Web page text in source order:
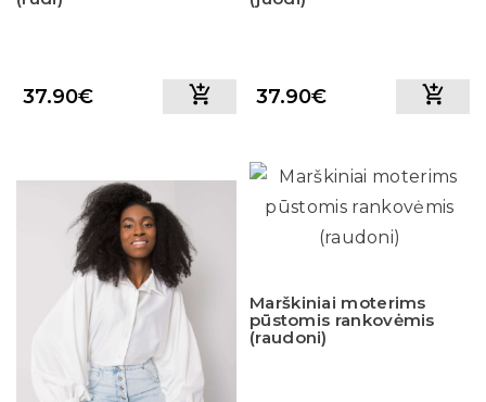
37.90€ 37.90€
Marškiniai moterims
pūstomis rankovėmis
(raudoni)